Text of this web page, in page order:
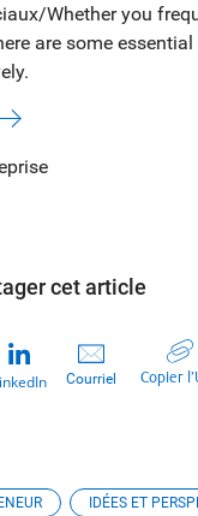
Whether you
are some
cet article
Courriel Copier
IDÉES ET